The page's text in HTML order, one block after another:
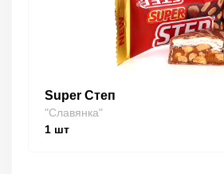
Super Степ
"Славянка"
1 шт